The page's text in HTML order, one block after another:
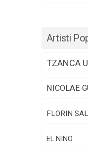
Artisti
TZANCA
NICOLAE
FLORIN
EL NINO